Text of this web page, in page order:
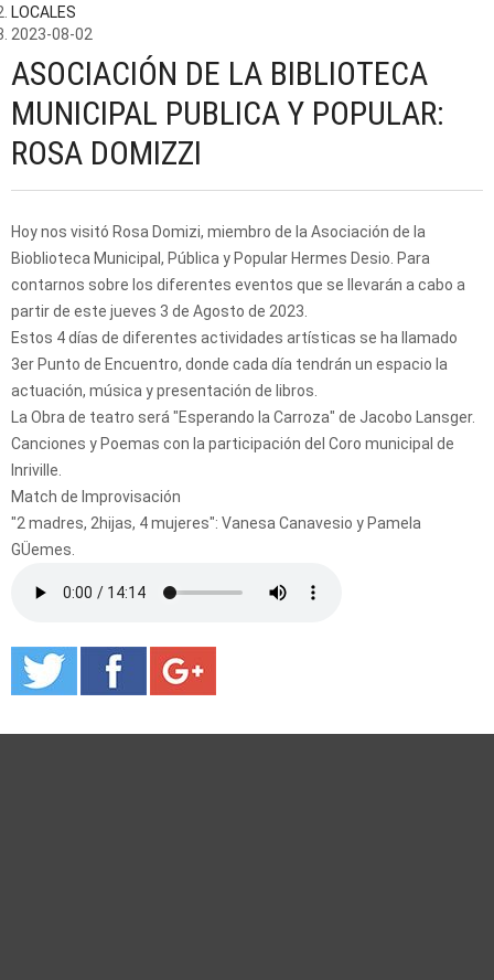
LOCALES
2023-08-02
ASOCIACIÓN DE LA BIBLIOTECA
MUNICIPAL PUBLICA Y POPULAR:
ROSA DOMIZZI
Hoy nos visitó Rosa Domizi, miembro de la Asociación de la
Bioblioteca Municipal, Pública y Popular Hermes Desio. Para
contarnos sobre los diferentes eventos que se llevarán a cabo a
partir de este jueves 3 de Agosto de 2023.
Estos 4 días de diferentes actividades artísticas se ha llamado
3er Punto de Encuentro, donde cada día tendrán un espacio la
actuación, música y presentación de libros.
La Obra de teatro será "Esperando la Carroza" de Jacobo Lansger.
Canciones y Poemas con la participación del Coro municipal de
Inriville.
Match de Improvisación
"2 madres, 2hijas, 4 mujeres": Vanesa Canavesio y Pamela
GÜemes.